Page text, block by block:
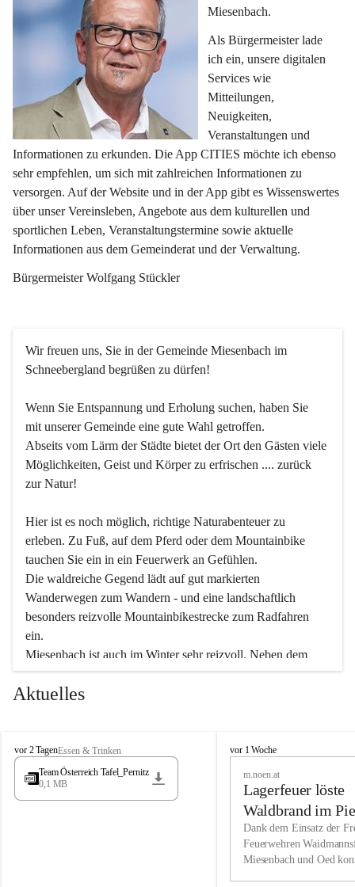
Miesenbach.
Als Bürgermeister lade
ich ein, unsere digitalen
Services wie
Mitteilungen,
Neuigkeiten,
Veranstaltungen und
Informationen zu erkunden. Die App CITIES möchte ich ebenso
sehr empfehlen, um sich mit zahlreichen Informationen zu
versorgen. Auf der Website und in der App gibt es Wissenswertes
über unser Vereinsleben, Angebote aus dem kulturellen und
sportlichen Leben, Veranstaltungstermine sowie aktuelle
Informationen aus dem Gemeinderat und der Verwaltung.
Bürgermeister Wolfgang Stückler
Wir freuen uns, Sie in der Gemeinde Miesenbach im
Schneebergland begrüßen zu dürfen!
Wenn Sie Entspannung und Erholung suchen, haben Sie
mit unserer Gemeinde eine gute Wahl getroffen.
Abseits vom Lärm der Städte bietet der Ort den Gästen viele
Möglichkeiten, Geist und Körper zu erfrischen .... zurück
zur Natur!
Hier ist es noch möglich, richtige Naturabenteuer zu
erleben. Zu Fuß, auf dem Pferd oder dem Mountainbike
tauchen Sie ein in ein Feuerwerk an Gefühlen.
Die waldreiche Gegend lädt auf gut markierten
Wanderwegen zum Wandern - und eine landschaftlich
besonders reizvolle Mountainbikestrecke zum Radfahren
ein.
Miesenbach ist auch im Winter sehr reizvoll. Neben dem
Eisstockschießen gibt es auf dem nahe gelegenen Unterberg
wunderschöne Naturschneepisten, die zum Schifahren oder
vielfältige Angebot unserer Kulturvereine.
Überzeugen Sie sich selbst, dass Sie in Miesenbach sowie
in den Beherbergungsbetrieben, Gaststätten und urigen
Wir kennen Miesenbach als lebens- und liebenswerten Ort.
Tradition und Innovation werden ebenso groß geschrieben
Aktuelles
M
i
s
vor 2 TagenEssen & Trinken
Team Österreich Tafel_Pernitz
0,1 MB
M
h
vor 1 Woche
m.noen.at
Lagerfeuer löste
Waldbrand im
aus
Dank dem Einsatz der
Feuerwehren
Miesenbach und Oed